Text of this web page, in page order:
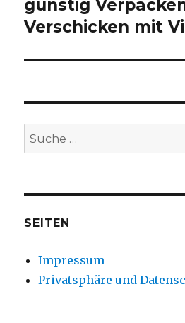
Nächster
Beitrag:
günstig
Verschicken mit
Suche
nach:
SEITEN
Impressum
Privatsphäre und